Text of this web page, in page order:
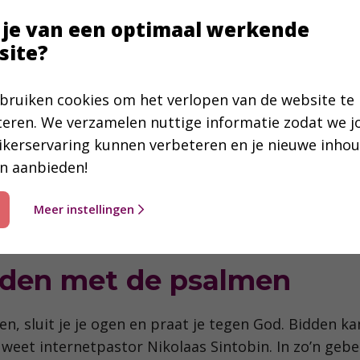
met 21
de psalmen bezig zijn naar meer? In het boek
uitgebreidere toelichting en materiaal voor 21
met de psalmen
sluit je je ogen en praat je tegen God. Bidden
internetpastor Nikolaas Sintobin. In zo’n
je van een optimaal werkende
cookies om het verlopen van de website te
We verzamelen nuttige informatie zodat we
kunnen verbeteren en je nieuwe
aanbieden!
Meer instellingen